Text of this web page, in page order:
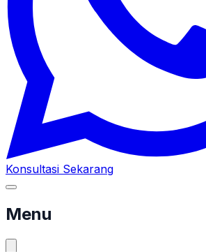
Konsultasi Sekarang
Menu